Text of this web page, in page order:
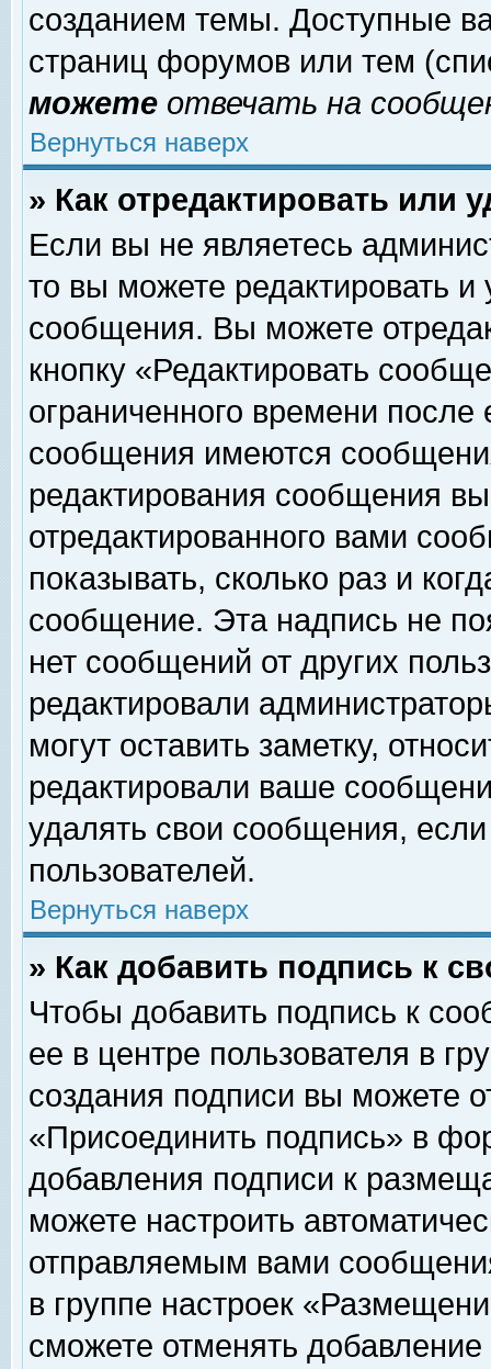
созданием темы. Доступные
страниц форумов или тем
можете отвечать на
Вернуться наверх
» Как отредактировать или
Если вы не являетесь
то вы можете редактировать и
сообщения. Вы можете
кнопку «Редактировать
ограниченного времени
сообщения имеются
редактирования сообщения
отредактированного вами
показывать, сколько раз и
сообщение. Эта надпись не
нет сообщений от других
редактировали
могут оставить заметку,
редактировали ваше
удалять свои сообщения,
пользователей.
Вернуться наверх
» Как добавить подпись к
Чтобы добавить подпись к
ее в центре пользователя в
создания подписи вы можете
«Присоединить подпись» в
добавления подписи к
можете настроить
отправляемым вами
в группе настроек
сможете отменять